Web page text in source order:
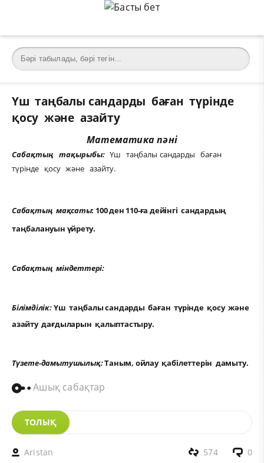
Үш таңбалы сандарды баған түрінде
қосу және азайту
Математика пәні
Сабақтың тақырыбы:Үш таңбалы сандарды баған
түрінде қосу және азайту.
Сабақтың мақсаты: 100 ден 110-ға дейінгі сандардың
таңбалануын үйрету.
Сабақтың міндеттері:
Білімділік:Үш таңбалы сандарды баған түрінде қосу және
азайту дағдыларын қалыптастыру.
Түзете-дамытушылық:Таным, ойлау қабілеттерін дамыту.
Ашық сабақтар
ТОЛЫҚ
Aristan 0
574